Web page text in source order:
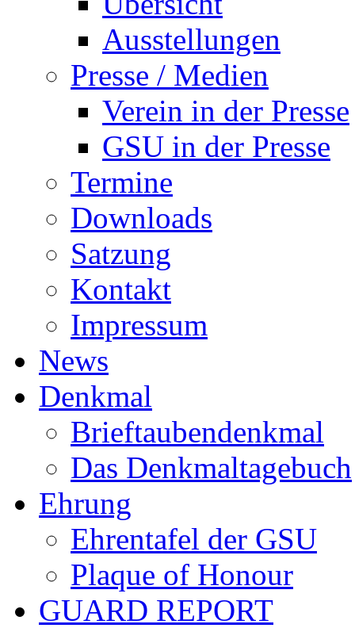
Ausstellungen
Presse / Medien
Verein in der Presse
GSU in der Presse
Termine
Downloads
Satzung
Kontakt
Impressum
News
Denkmal
Brieftaubendenkmal
Das Denkmaltagebuch
Ehrung
Ehrentafel der GSU
Plaque of Honour
GUARD REPORT